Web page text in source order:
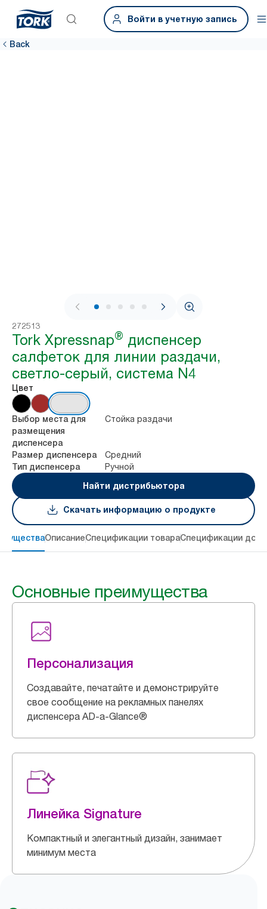
Войти в учетную запись
Back
1 / 7
272513
Tork Xpressnap® диспенсер
салфеток для линии раздачи,
светло-серый, система N4
Цвет
Выбор места для
размещения
диспенсера
Стойка раздачи
Размер диспенсера Средний
Тип диспенсера
Ручной
Найти дистрибьютора
Скачать информацию о продукте
ОписаниеСпецификации товараСпецификации
Основные преимущества
Персонализация
Создавайте, печатайте и демонстрируйте
свое сообщение на рекламных панелях
диспенсера AD-a-Glance®
Линейка Signature
Компактный и элегантный дизайн, занимает
минимум места